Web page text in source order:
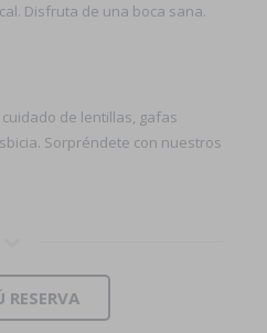
Disfruta de una boca sana.
de lentillas, gafas
Sorpréndete con nuestros
RESERVA